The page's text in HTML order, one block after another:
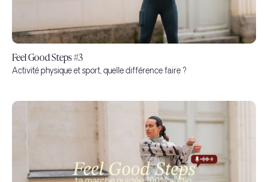
Feel Good Steps #3
Activité physique et sport, quelle différence faire ?